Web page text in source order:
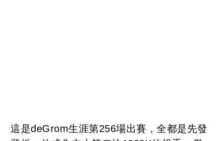
這是deGrom生涯第256場出賽，全都是先發